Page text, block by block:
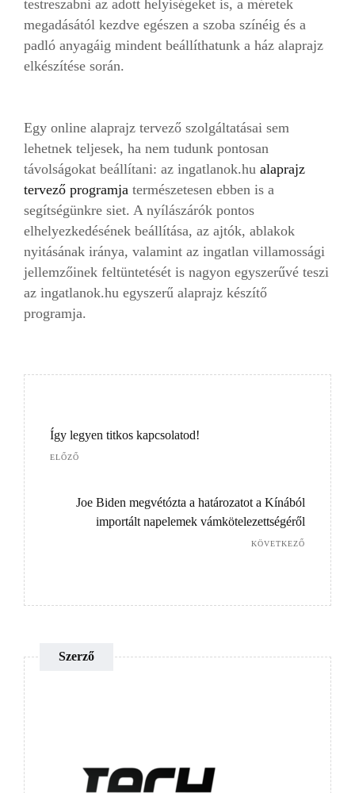
testreszabni az adott helyiségeket is, a méretek
megadásától kezdve egészen a szoba színéig és a
padló anyagáig mindent beállíthatunk a ház alaprajz
elkészítése során.
Egy online alaprajz tervező szolgáltatásai sem
lehetnek teljesek, ha nem tudunk pontosan
távolságokat beállítani: az ingatlanok.hu alaprajz
tervező programja természetesen ebben is a
segítségünkre siet. A nyílászárók pontos
elhelyezkedésének beállítása, az ajtók, ablakok
nyitásának iránya, valamint az ingatlan villamossági
jellemzőinek feltüntetését is nagyon egyszerűvé teszi
az ingatlanok.hu egyszerű alaprajz készítő
programja.
Így legyen titkos kapcsolatod!
ELŐZŐ
Joe Biden megvétózta a határozatot a Kínából
importált napelemek vámkötelezettségéről
KÖVETKEZŐ
Szerző